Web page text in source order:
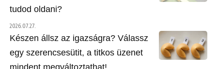
tudod oldani?
2026.07.27.
Készen állsz az igazságra? Válassz
egy szerencsesütit, a titkos üzenet
mindent megváltoztathat!